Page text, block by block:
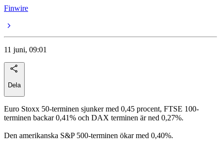
Finwire
11 juni, 09:01
Dela
Euro Stoxx 50-terminen sjunker med 0,45 procent, FTSE 100-
terminen backar 0,41% och DAX terminen är ned 0,27%.
Den amerikanska S&P 500-terminen ökar med 0,40%.